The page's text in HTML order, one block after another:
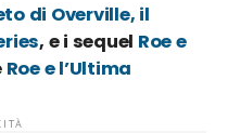
di Overville, il
, e i sequel Roe e
Roe e l’Ultima